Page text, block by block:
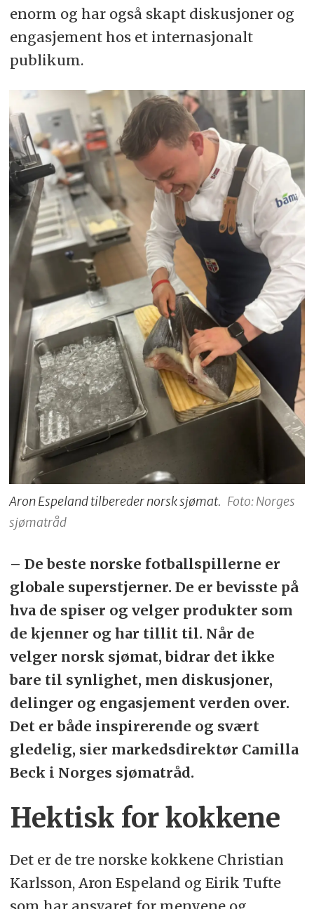
enorm og har også skapt diskusjoner og
engasjement hos et internasjonalt
publikum.
Aron Espeland tilbereder norsk sjømat. Foto: Norges
sjømatråd
– De beste norske fotballspillerne er
globale superstjerner. De er bevisste på
hva de spiser og velger produkter som
de kjenner og har tillit til. Når de
velger norsk sjømat, bidrar det ikke
bare til synlighet, men diskusjoner,
delinger og engasjement verden over.
Det er både inspirerende og svært
gledelig, sier markedsdirektør Camilla
Beck i Norges sjømatråd.
Hektisk for kokkene
Det er de tre norske kokkene Christian
Karlsson, Aron Espeland og Eirik Tufte